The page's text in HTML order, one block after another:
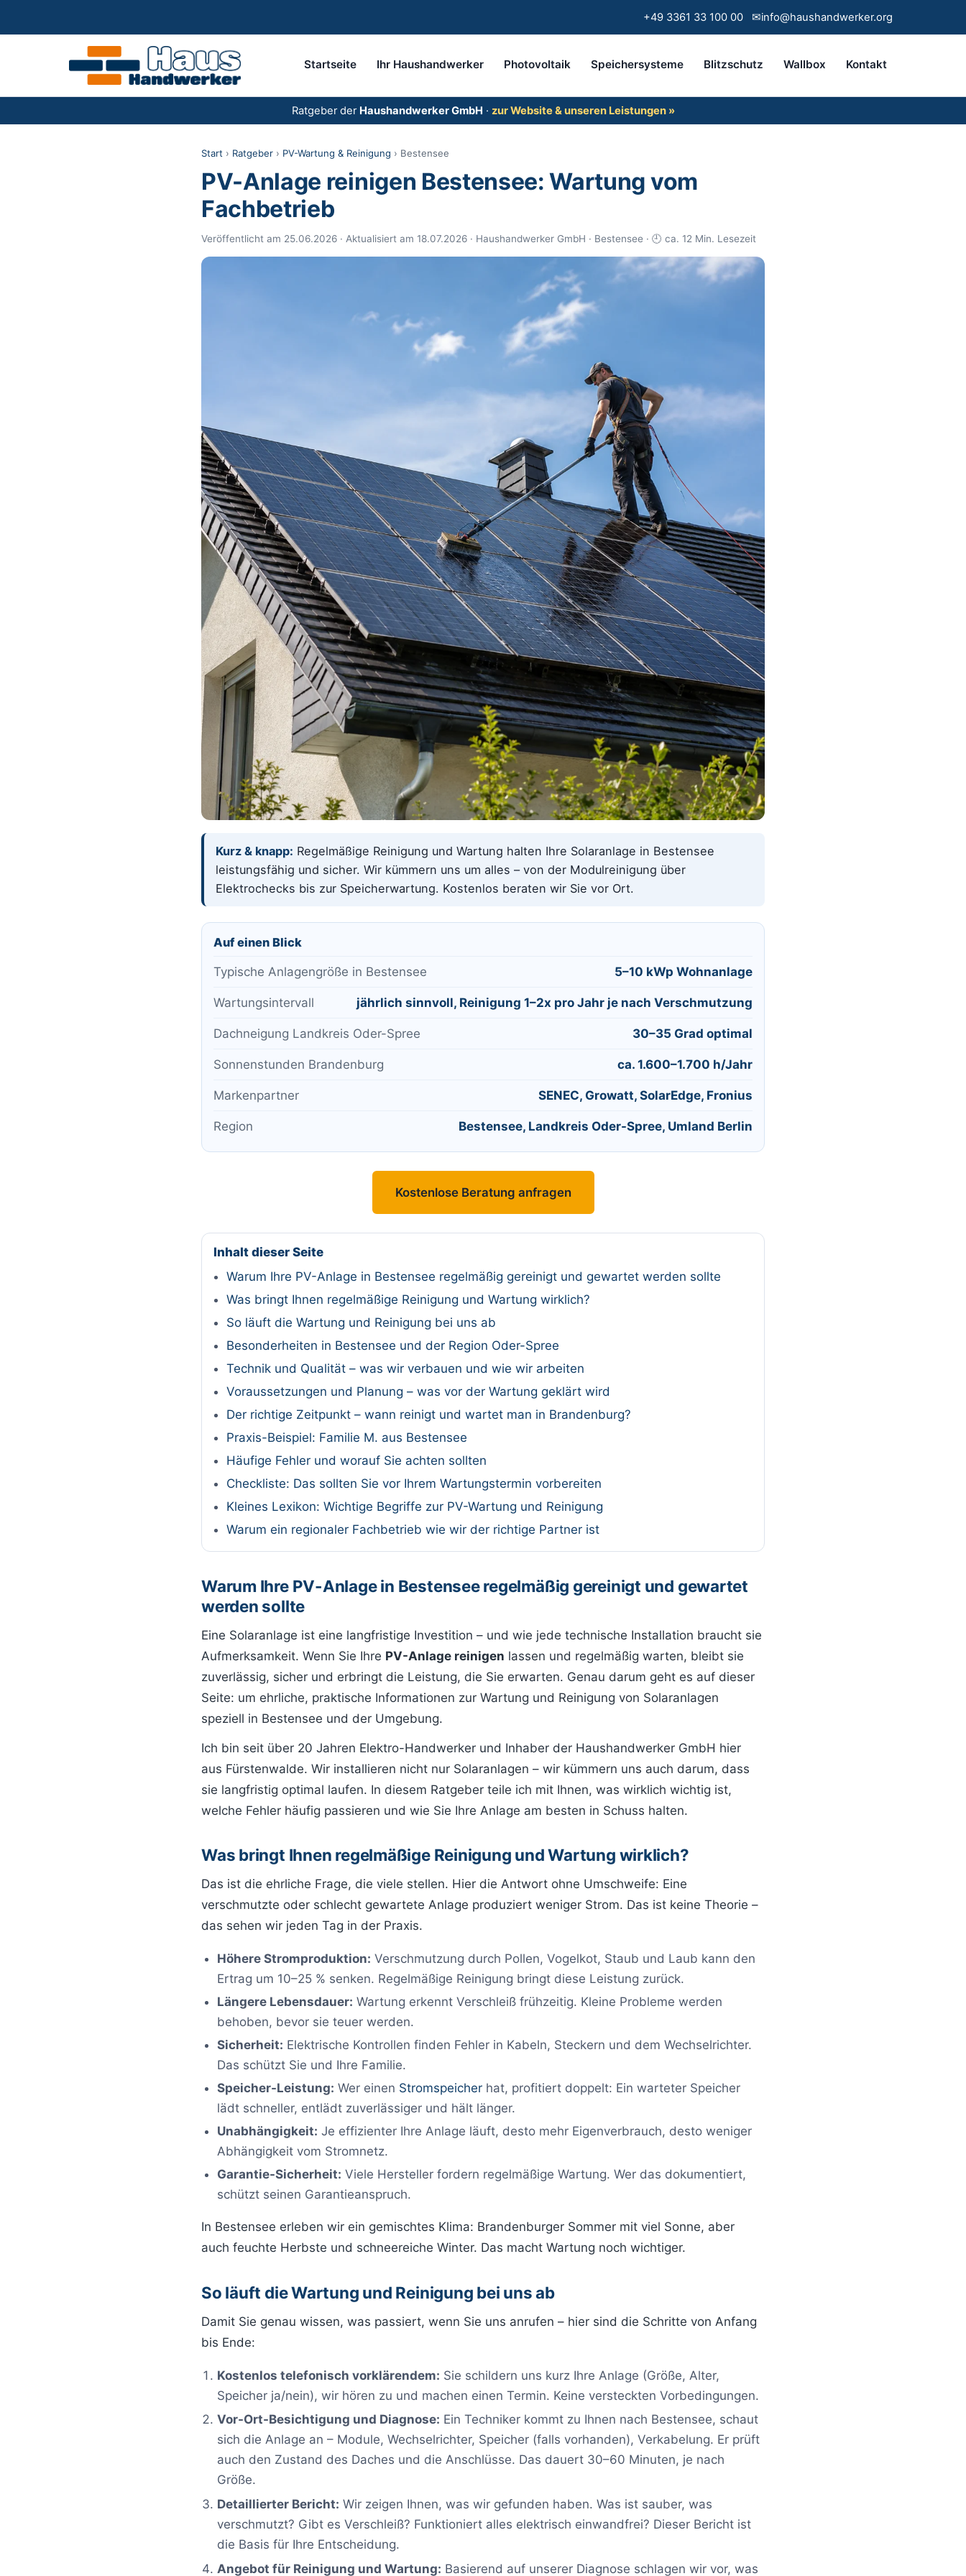
+49 3361 33 100 00 ✉info@haushandwerker.org
Startseite Ihr Haushandwerker Photovoltaik Speichersysteme Blitzschutz Wallbox Kontakt
Ratgeber der Haushandwerker GmbH · zur Website & unseren Leistungen »
Start › Ratgeber › PV-Wartung & Reinigung › Bestensee
PV-Anlage reinigen Bestensee: Wartung vom
Fachbetrieb
Veröffentlicht am 25.06.2026 · Aktualisiert am 18.07.2026 · Haushandwerker GmbH · Bestensee · 🕘 ca. 12 Min. Lesezeit
Kurz & knapp: Regelmäßige Reinigung und Wartung halten Ihre Solaranlage in Bestensee
leistungsfähig und sicher. Wir kümmern uns um alles – von der Modulreinigung über
Elektrochecks bis zur Speicherwartung. Kostenlos beraten wir Sie vor Ort.
Auf einen Blick
Typische Anlagengröße in Bestensee 5–10 kWp Wohnanlage
Wartungsintervall jährlich sinnvoll, Reinigung 1–2x pro Jahr je nach Verschmutzung
Dachneigung Landkreis Oder-Spree 30–35 Grad optimal
Sonnenstunden Brandenburg ca. 1.600–1.700 h/Jahr
Markenpartner SENEC, Growatt, SolarEdge, Fronius
Region Bestensee, Landkreis Oder-Spree, Umland Berlin
Kostenlose Beratung anfragen
Inhalt dieser Seite
Warum Ihre PV-Anlage in Bestensee regelmäßig gereinigt und gewartet werden sollte
Was bringt Ihnen regelmäßige Reinigung und Wartung wirklich?
So läuft die Wartung und Reinigung bei uns ab
Besonderheiten in Bestensee und der Region Oder-Spree
Technik und Qualität – was wir verbauen und wie wir arbeiten
Voraussetzungen und Planung – was vor der Wartung geklärt wird
Der richtige Zeitpunkt – wann reinigt und wartet man in Brandenburg?
Praxis-Beispiel: Familie M. aus Bestensee
Häufige Fehler und worauf Sie achten sollten
Checkliste: Das sollten Sie vor Ihrem Wartungstermin vorbereiten
Kleines Lexikon: Wichtige Begriffe zur PV-Wartung und Reinigung
Warum ein regionaler Fachbetrieb wie wir der richtige Partner ist
Warum Ihre PV-Anlage in Bestensee regelmäßig gereinigt und gewartet
werden sollte
Eine Solaranlage ist eine langfristige Investition – und wie jede technische Installation braucht sie
Aufmerksamkeit. Wenn Sie Ihre PV-Anlage reinigen lassen und regelmäßig warten, bleibt sie
zuverlässig, sicher und erbringt die Leistung, die Sie erwarten. Genau darum geht es auf dieser
Seite: um ehrliche, praktische Informationen zur Wartung und Reinigung von Solaranlagen
speziell in Bestensee und der Umgebung.
Ich bin seit über 20 Jahren Elektro-Handwerker und Inhaber der Haushandwerker GmbH hier
aus Fürstenwalde. Wir installieren nicht nur Solaranlagen – wir kümmern uns auch darum, dass
sie langfristig optimal laufen. In diesem Ratgeber teile ich mit Ihnen, was wirklich wichtig ist,
welche Fehler häufig passieren und wie Sie Ihre Anlage am besten in Schuss halten.
Was bringt Ihnen regelmäßige Reinigung und Wartung wirklich?
Das ist die ehrliche Frage, die viele stellen. Hier die Antwort ohne Umschweife: Eine
verschmutzte oder schlecht gewartete Anlage produziert weniger Strom. Das ist keine Theorie –
das sehen wir jeden Tag in der Praxis.
Höhere Stromproduktion: Verschmutzung durch Pollen, Vogelkot, Staub und Laub kann den
Ertrag um 10–25 % senken. Regelmäßige Reinigung bringt diese Leistung zurück.
Längere Lebensdauer: Wartung erkennt Verschleiß frühzeitig. Kleine Probleme werden
behoben, bevor sie teuer werden.
Sicherheit: Elektrische Kontrollen finden Fehler in Kabeln, Steckern und dem Wechselrichter.
Das schützt Sie und Ihre Familie.
Speicher-Leistung: Wer einen Stromspeicher hat, profitiert doppelt: Ein warteter Speicher
lädt schneller, entlädt zuverlässiger und hält länger.
Unabhängigkeit: Je effizienter Ihre Anlage läuft, desto mehr Eigenverbrauch, desto weniger
Abhängigkeit vom Stromnetz.
Garantie-Sicherheit: Viele Hersteller fordern regelmäßige Wartung. Wer das dokumentiert,
schützt seinen Garantieanspruch.
In Bestensee erleben wir ein gemischtes Klima: Brandenburger Sommer mit viel Sonne, aber
auch feuchte Herbste und schneereiche Winter. Das macht Wartung noch wichtiger.
So läuft die Wartung und Reinigung bei uns ab
Damit Sie genau wissen, was passiert, wenn Sie uns anrufen – hier sind die Schritte von Anfang
bis Ende:
Kostenlos telefonisch vorklärendem: Sie schildern uns kurz Ihre Anlage (Größe, Alter,
Speicher ja/nein), wir hören zu und machen einen Termin. Keine versteckten Vorbedingungen.
Vor-Ort-Besichtigung und Diagnose: Ein Techniker kommt zu Ihnen nach Bestensee, schaut
sich die Anlage an – Module, Wechselrichter, Speicher (falls vorhanden), Verkabelung. Er prüft
auch den Zustand des Daches und die Anschlüsse. Das dauert 30–60 Minuten, je nach
Größe.
Detaillierter Bericht: Wir zeigen Ihnen, was wir gefunden haben. Was ist sauber, was
verschmutzt? Gibt es Verschleiß? Funktioniert alles elektrisch einwandfrei? Dieser Bericht ist
die Basis für Ihre Entscheidung.
Angebot für Reinigung und Wartung: Basierend auf unserer Diagnose schlagen wir vor, was